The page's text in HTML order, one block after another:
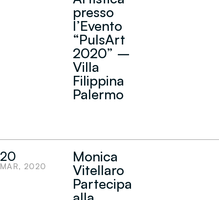
presso
l’Evento
“PulsArt
2020” –
Villa
Filippina
Palermo
20
MAR, 2020
Monica
Vitellaro
Partecipa